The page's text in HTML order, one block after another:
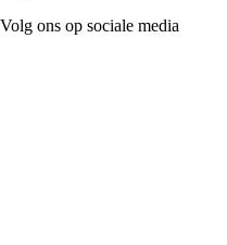
Volg ons op sociale media